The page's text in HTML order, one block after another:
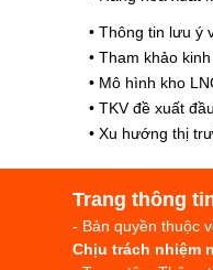
• Thông tin lưu ý
• Tham khảo
• Mô hình kho
• TKV đề xuất
• Xu hướng thị
Trang thông
- Bản quyền thuộc
Chịu trách nhiệm